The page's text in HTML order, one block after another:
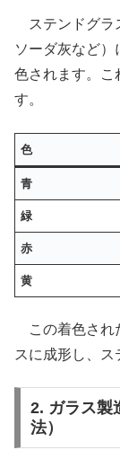
ステンドグラ
ソーダ灰など）
色されます。こ
す。
色
青
緑
赤
黄
この着色され
スに成形し、ス
2. ガラス製
法）